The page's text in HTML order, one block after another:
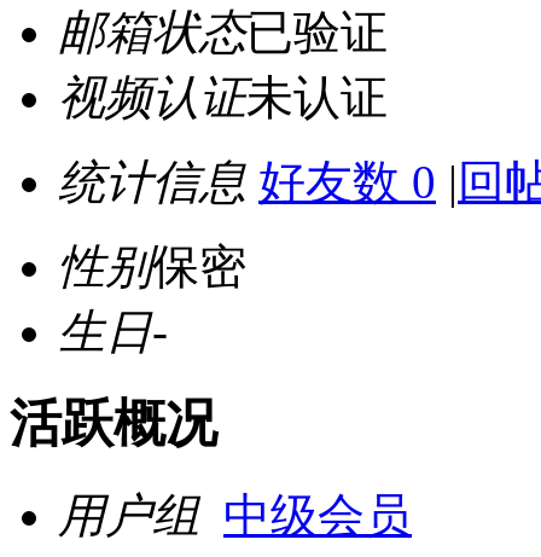
邮箱状态已验证
视频认证未认证
统计信息 好友数 0 | 回
性别保密
生日-
活跃概况
用户组 中级会员